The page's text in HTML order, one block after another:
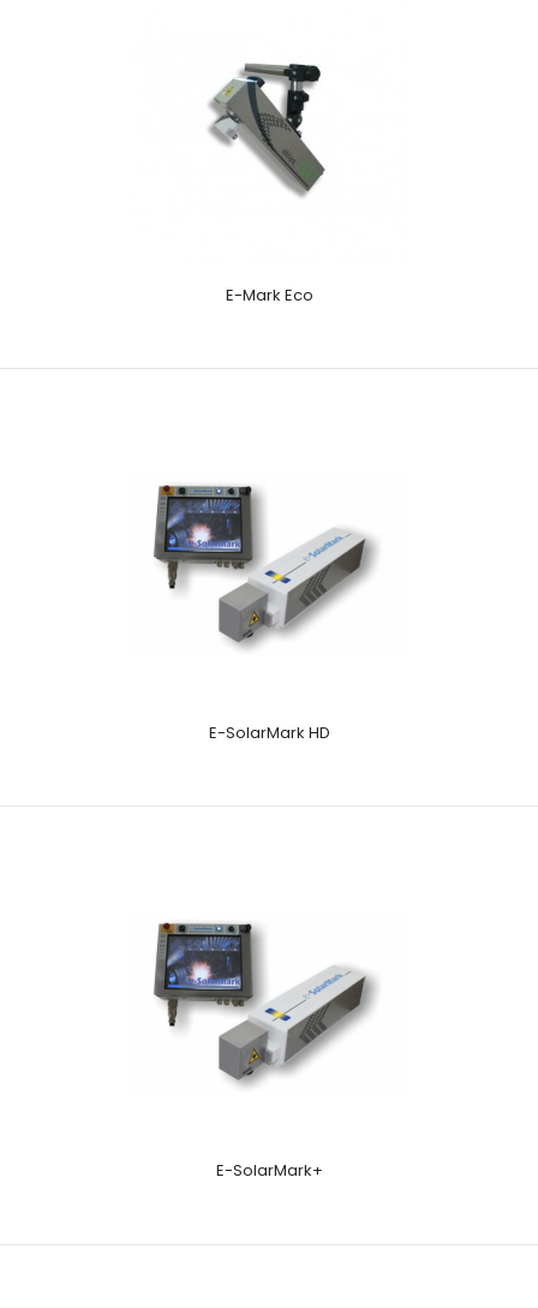
E-Mark Eco
E-SolarMark HD
E-SolarMark+